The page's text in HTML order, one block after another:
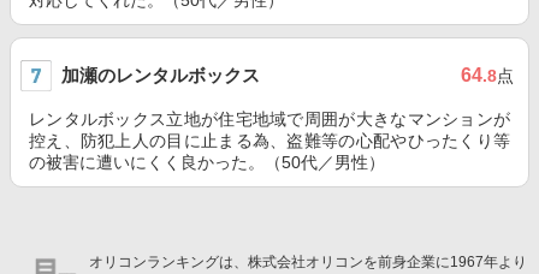
加瀬のレンタルボックス 64.8点
レンタルボックス立地が住宅地域で周囲が大きなマンションが
控え、防犯上人の目に止まる為、盗難等の心配やひったくり等
の被害に遭いにくく良かった。（50代／男性）
オリコンランキングは、株式会社オリコンを前身企業に1967年より